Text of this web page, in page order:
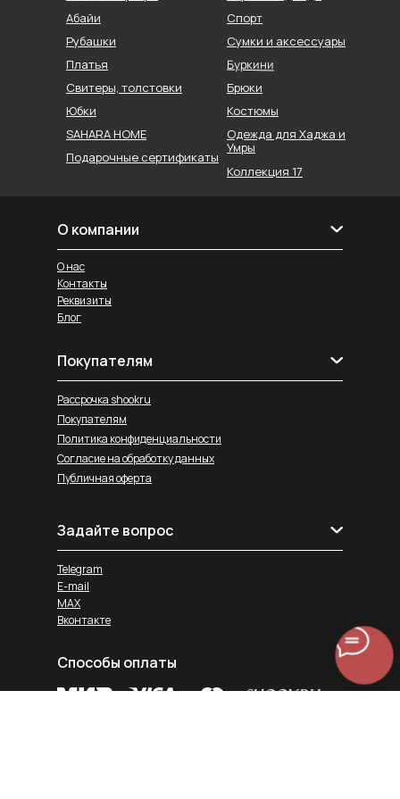
Абайи
Рубашки
Коллекция 17
Спорт
Сумки и аксессуары
Юбки
Брюки
SAHARA HOME
Платья
Свитеры, толстовки
Буркини
Костюмы
Подарочные сертификаты
Одежда для Хаджа и
Умры
О компании
Реквизиты
Блог
О нас
Контакты
Покупателям
Рассрочка shookru
Покупателям
Политика конфиденциальности
Согласие на обработку данных
Публичная оферта
Задайте вопрос
Telegram
E-mail
MAX
Вконтакте
Способы оплаты